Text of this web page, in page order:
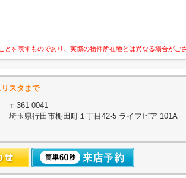
を表すものであり、実際の物件所在地とは異なる場合がござ
スタまで
〒361-0041
埼玉県行田市棚田町１丁目42-5 ライフピア 101A